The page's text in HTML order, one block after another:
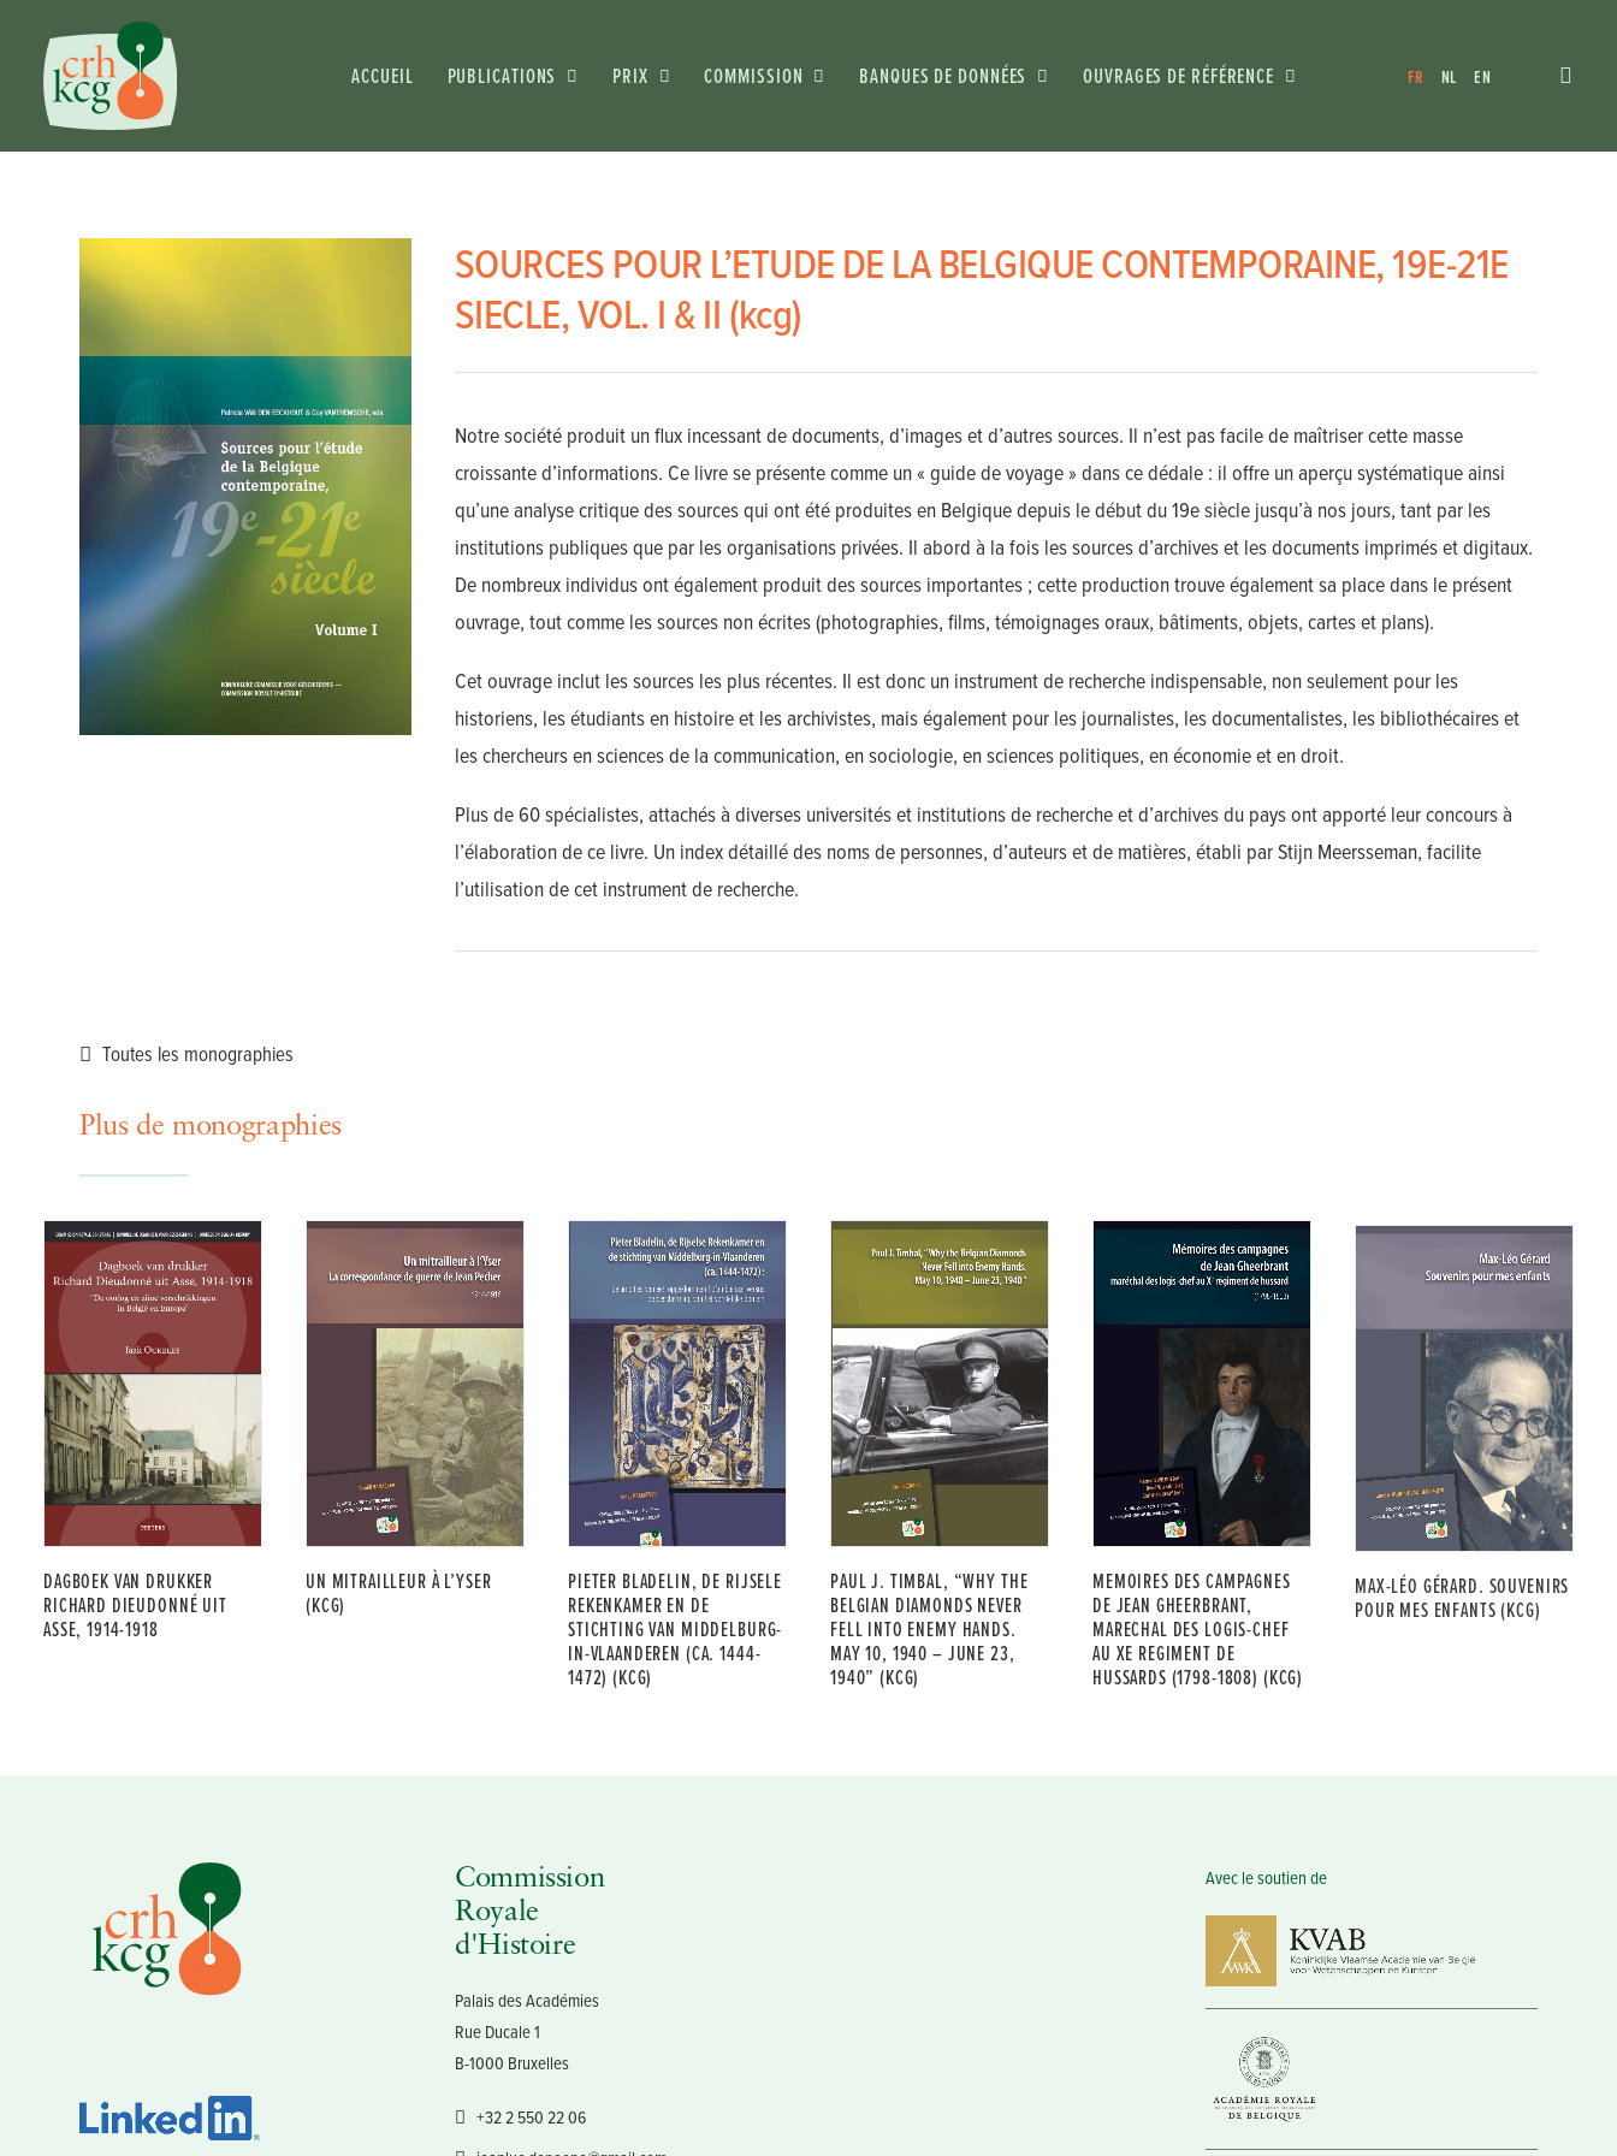
ACCUEIL PUBLICATIONS PRIX COMMISSION BANQUES DE DONNÉES OUVRAGES DE RÉFÉRENCE FR NL EN
SOURCES POUR L’ETUDE DE LA BELGIQUE CONTEMPORAINE, 19E-21E
SIECLE, VOL. I & II (kcg)
Notre société produit un flux incessant de documents, d’images et d’autres sources. Il n’est pas facile de maîtriser cette masse
croissante d’informations. Ce livre se présente comme un « guide de voyage » dans ce dédale : il offre un aperçu systématique ainsi
qu’une analyse critique des sources qui ont été produites en Belgique depuis le début du 19e siècle jusqu’à nos jours, tant par les
institutions publiques que par les organisations privées. Il abord à la fois les sources d’archives et les documents imprimés et digitaux.
De nombreux individus ont également produit des sources importantes ; cette production trouve également sa place dans le présent
ouvrage, tout comme les sources non écrites (photographies, films, témoignages oraux, bâtiments, objets, cartes et plans).
Cet ouvrage inclut les sources les plus récentes. Il est donc un instrument de recherche indispensable, non seulement pour les
historiens, les étudiants en histoire et les archivistes, mais également pour les journalistes, les documentalistes, les bibliothécaires et
les chercheurs en sciences de la communication, en sociologie, en sciences politiques, en économie et en droit.
Plus de 60 spécialistes, attachés à diverses universités et institutions de recherche et d’archives du pays ont apporté leur concours à
l’élaboration de ce livre. Un index détaillé des noms de personnes, d’auteurs et de matières, établi par Stijn Meersseman, facilite
l’utilisation de cet instrument de recherche.
Toutes les monographies
Plus de monographies
DAGBOEK VAN DRUKKER
RICHARD DIEUDONNÉ UIT
ASSE, 1914-1918
UN MITRAILLEUR À L’YSER
(KCG)
PIETER BLADELIN, DE RIJSELE
REKENKAMER EN DE
STICHTING VAN MIDDELBURG-
IN-VLAANDEREN (CA. 1444-
1472) (KCG)
PAUL J. TIMBAL, “WHY THE
BELGIAN DIAMONDS NEVER
FELL INTO ENEMY HANDS.
MAY 10, 1940 – JUNE 23,
1940” (KCG)
MEMOIRES DES CAMPAGNES
DE JEAN GHEERBRANT,
MARECHAL DES LOGIS-CHEF
AU XE REGIMENT DE
HUSSARDS (1798-1808) (KCG)
MAX-LÉO GÉRARD. SOUVENIRS
POUR MES ENFANTS (KCG)
Commission
Royale
d'Histoire
Palais des Académies
Rue Ducale 1
B-1000 Bruxelles
+32 2 550 22 06
Avec le soutien de